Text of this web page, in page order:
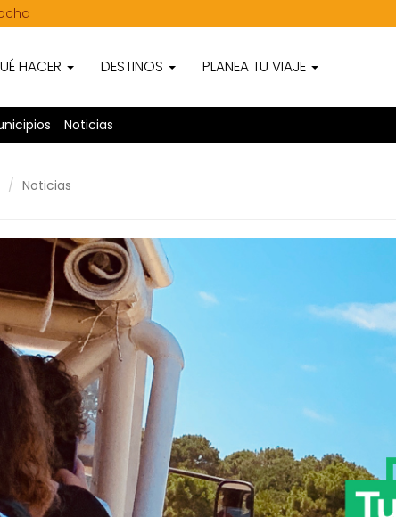
HACER DESTINOS PLANEA TU VIAJE
Noticias
Noticias